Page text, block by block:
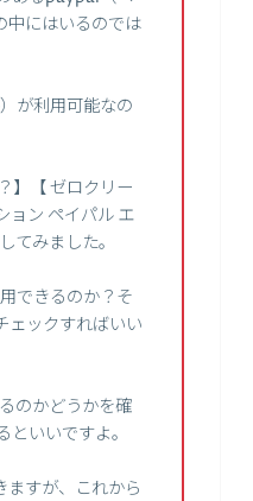
中にはいるのでは
が利用可能なの
】【 ゼロクリー
ョン ペイパル エ
みました。
できるのか？そ
ェックすればいい
のかどうかを確
いいですよ。
すが、これから